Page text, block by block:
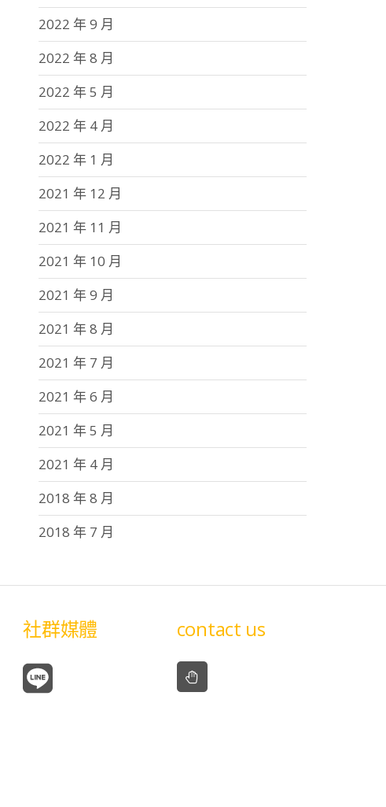
2022 年 9 月
2022 年 8 月
2022 年 5 月
2022 年 4 月
2022 年 1 月
2021 年 12 月
2021 年 11 月
2021 年 10 月
2021 年 9 月
2021 年 8 月
2021 年 7 月
2021 年 6 月
2021 年 5 月
2021 年 4 月
2018 年 8 月
2018 年 7 月
社群媒體 contact us